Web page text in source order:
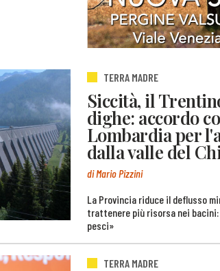
TERRA MADRE
Siccità, il
dighe: accordo
Lombardia per
dalla valle del
di Mario Pizzini
La Provincia riduce il deflusso
trattenere più risorsa nei bacini:
pesci»
TERRA MADRE